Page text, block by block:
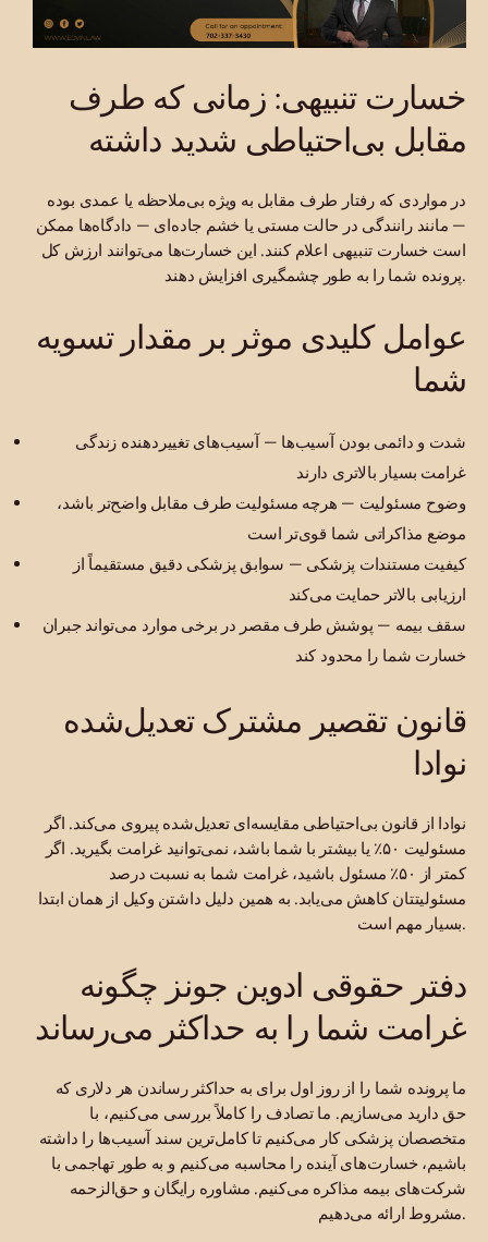
خسارت تنبیهی: زمانی که طرف
مقابل بی‌احتیاطی شدید داشته
در مواردی که رفتار طرف مقابل به ویژه بی‌ملاحظه یا عمدی بوده
— مانند رانندگی در حالت مستی یا خشم جاده‌ای — دادگاه‌ها ممکن
است خسارت تنبیهی اعلام کنند. این خسارت‌ها می‌توانند ارزش کل
پرونده شما را به طور چشمگیری افزایش دهند.
عوامل کلیدی موثر بر مقدار تسویه
شما
شدت و دائمی بودن آسیب‌ها — آسیب‌های تغییردهنده زندگی
غرامت بسیار بالاتری دارند
وضوح مسئولیت — هرچه مسئولیت طرف مقابل واضح‌تر باشد،
موضع مذاکراتی شما قوی‌تر است
کیفیت مستندات پزشکی — سوابق پزشکی دقیق مستقیماً از
ارزیابی بالاتر حمایت می‌کند
سقف بیمه — پوشش طرف مقصر در برخی موارد می‌تواند جبران
خسارت شما را محدود کند
قانون تقصیر مشترک تعدیل‌شده
نوادا
نوادا از قانون بی‌احتیاطی مقایسه‌ای تعدیل‌شده پیروی می‌کند. اگر
مسئولیت ۵۰٪ یا بیشتر با شما باشد، نمی‌توانید غرامت بگیرید. اگر
کمتر از ۵۰٪ مسئول باشید، غرامت شما به نسبت درصد
مسئولیتتان کاهش می‌یابد. به همین دلیل داشتن وکیل از همان ابتدا
بسیار مهم است.
دفتر حقوقی ادوین جونز چگونه
غرامت شما را به حداکثر می‌رساند
ما پرونده شما را از روز اول برای به حداکثر رساندن هر دلاری که
حق دارید می‌سازیم. ما تصادف را کاملاً بررسی می‌کنیم، با
متخصصان پزشکی کار می‌کنیم تا کامل‌ترین سند آسیب‌ها را داشته
باشیم، خسارت‌های آینده را محاسبه می‌کنیم و به طور تهاجمی با
شرکت‌های بیمه مذاکره می‌کنیم. مشاوره رایگان و حق‌الزحمه
مشروط ارائه می‌دهیم.